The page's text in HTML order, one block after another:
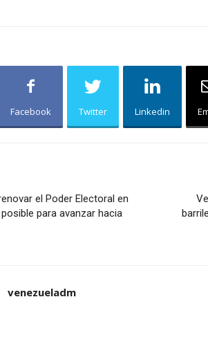
Facebook Twitter Linkedin
el Poder Electoral en
para avanzar hacia
venezueladm